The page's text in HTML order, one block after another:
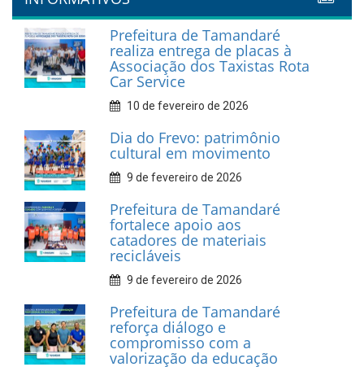
INFORMATIVOS
Prefeitura de Tamandaré
realiza entrega de placas à
Associação dos Taxistas Rota
Car Service